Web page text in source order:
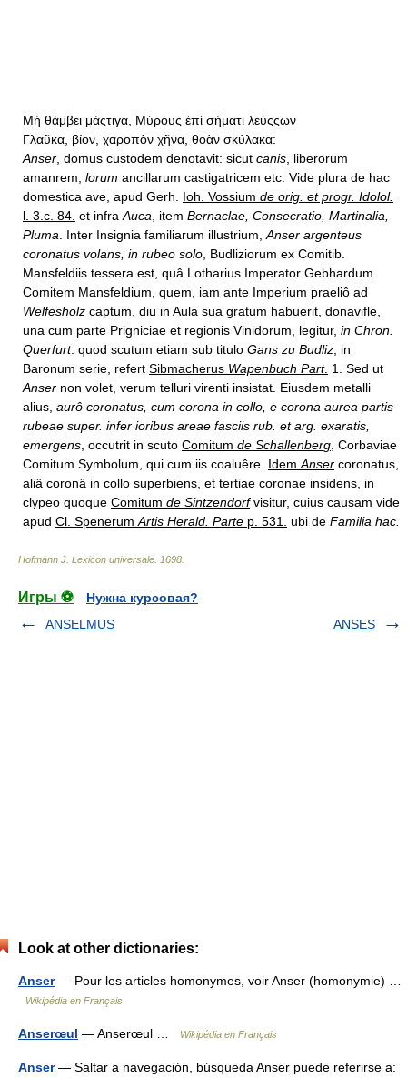
Μὴ θάμβει μάςτιγα, Μύρους ἐπὶ σήματι λεύςςων
Γλαῦκα, βίον, χαροπὸν χῆνα, θοὰν σκύλακα:
Anser , domus custodem denotavit: sicut canis , liberorum
amanrem; lorum ancillarum castigatricem etc. Vide plura de hac
domestica ave, apud Gerh. Ioh. Vossium de orig. et progr. Idolol.
l. 3.c. 84. et infra Auca , item Bernaclae, Consecratio, Martinalia,
Pluma . Inter Insignia familiarum illustrium, Anser argenteus
coronatus volans, in rubeo solo , Budliziorum ex Comitib.
Mansfeldiis tessera est, quâ Lotharius Imperator Gebhardum
Comitem Mansfeldium, quem, iam ante Imperium praeliô ad
Welfesholz captum, diu in Aula sua gratum habuerit, donavifle,
una cum parte Prigniciae et regionis Vinidorum, legitur, in Chron.
Querfurt. quod scutum etiam sub titulo Gans zu Budliz , in
Baronum serie, refert Sibmacherus Wapenbuch Part. 1. Sed ut
Anser non volet, verum telluri virenti insistat. Eiusdem metalli
alius, aurô coronatus, cum corona in collo, e corona aurea partis
rubeae super. infer ioribus areae fasciis rub. et arg. exaratis,
emergens , occutrit in scuto Comitum de Schallenberg Corbaviae
Comitum Symbolum, qui cum iis coaluêre. Idem Anser coronatus,
aliâ coronâ in collo superbiens, et tertiae coronae insidens, in
clypeo quoque Comitum de Sintzendorfvisitur, cuius causam vide
apud Cl. Spenerum Artis Herald. Parte p. 531. ubi de Familia hac.
Hofmann J. Lexicon universale 1698
Игры ⚽
Нужна курсовая?
ANSELMUS
ANSES
Look at other dictionaries:
Anser— Pour les articles homonymes, voir Anser (homonymie) …
Wikipédia en Français
Anserœul — Anserœul … Wikipédia en Français
Anser— Saltar a navegación, búsqueda Anser puede referirse a: